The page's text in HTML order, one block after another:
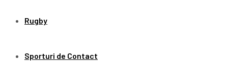
Rugby
Sporturi de Contact